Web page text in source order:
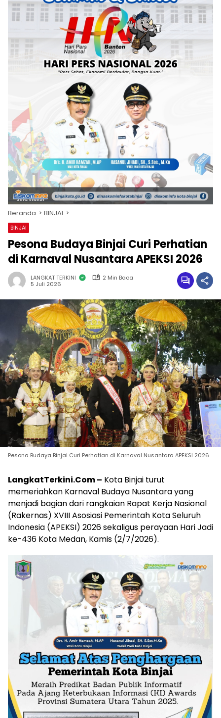
Beranda BINJAI
BINJAI
Pesona Budaya Binjai Curi Perhatian
di Karnaval Nusantara APEKSI 2026
LANGKAT TERKINI
2 Min Baca
5 Juli 2026
Pesona Budaya Binjai Curi Perhatian di Karnaval Nusantara APEKSI 2026
LangkatTerkini.Com – Kota Binjai turut
memeriahkan Karnaval Budaya Nusantara yang
menjadi bagian dari rangkaian Rapat Kerja Nasional
(Rakernas) XVIII Asosiasi Pemerintah Kota Seluruh
Indonesia (APEKSI) 2026 sekaligus perayaan Hari Jadi
ke-436 Kota Medan, Kamis (2/7/2026).